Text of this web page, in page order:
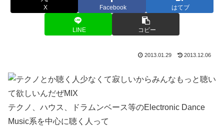
X Facebook はてブ
LINE コピー
2013.01.29 2013.12.06
テクノ、ハウス、ドラムンベース等のElectronic Dance
Music系を中心に聴く人って